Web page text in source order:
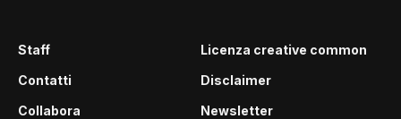
Staff
Contatti
Collabora
Licenza creative common
Disclaimer
Newsletter